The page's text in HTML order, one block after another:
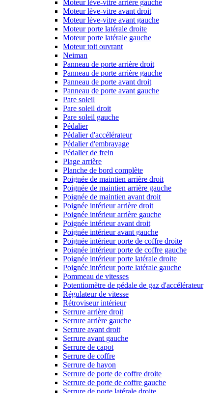
Moteur lève-vitre arrière gauche
Moteur lève-vitre avant droit
Moteur lève-vitre avant gauche
Moteur porte latérale droite
Moteur porte latérale gauche
Moteur toit ouvrant
Neiman
Panneau de porte arrière droit
Panneau de porte arrière gauche
Panneau de porte avant droit
Panneau de porte avant gauche
Pare soleil
Pare soleil droit
Pare soleil gauche
Pédalier
Pédalier d'accélérateur
Pédalier d'embrayage
Pédalier de frein
Plage arrière
Planche de bord complète
Poignée de maintien arrière droit
Poignée de maintien arrière gauche
Poignée de maintien avant droit
Poignée intérieur arrière droit
Poignée intérieur arrière gauche
Poignée intérieur avant droit
Poignée intérieur avant gauche
Poignée intérieur porte de coffre droite
Poignée intérieur porte de coffre gauche
Poignée intérieur porte latérale droite
Poignée intérieur porte latérale gauche
Pommeau de vitesses
Potentiomètre de pédale de gaz d'accélérateur
Régulateur de vitesse
Rétroviseur intérieur
Serrure arrière droit
Serrure arrière gauche
Serrure avant droit
Serrure avant gauche
Serrure de capot
Serrure de coffre
Serrure de hayon
Serrure de porte de coffre droite
Serrure de porte de coffre gauche
Serrure de porte latérale droite